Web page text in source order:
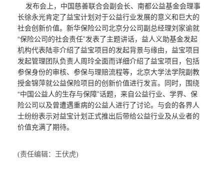
发布会上，中国慈善联合会副会长、南都公益基金会理事
长徐永光肯定了益宝计划对于公益行业发展的意义和巨大的
社会创新价值。新华保险公司北京分公司副总经理刘家谕就
“保险公司的社会责任”发表了主题讲话，益人义助基金发起
机构代表陆非介绍了益宝项目的发起背景与缘由，益宝项目
发起管理团队负责人周玲全面而详细介绍了益宝项目，包括
参保身份的审核、参保与理赔流程等，北京大学法学院副教
授金锦萍就公益保险项目的创新价值进行发言。同时，围绕
“中国公益人的生存与保障”话题，来自公益行业、学界、保
险公司以及曾遭遇重病的公益人进行了讨论。与会的各界人
士纷纷表示对益宝计划正式推出后带给公益行业及从业者的
价值充满了期待。
(责任编辑：王伏虎)